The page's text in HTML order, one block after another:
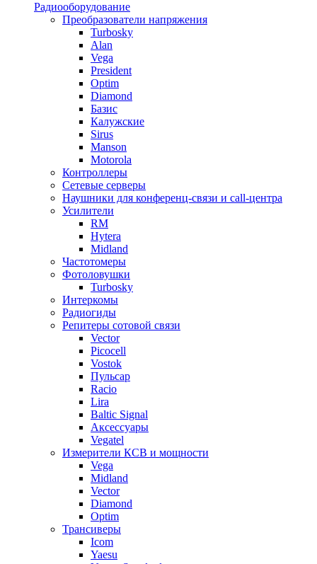
Радиооборудование
Преобразователи напряжения
Turbosky
Alan
Vega
President
Optim
Diamond
Базис
Калужские
Sirus
Manson
Motorola
Контроллеры
Сетевые серверы
Наушники для конференц-связи и call-центра
Усилители
RM
Hytera
Midland
Частотомеры
Фотоловушки
Turbosky
Интеркомы
Радиогиды
Репитеры сотовой связи
Vector
Picocell
Vostok
Пульсар
Racio
Lira
Baltic Signal
Аксессуары
Vegatel
Измерители КСВ и мощности
Vega
Midland
Vector
Diamond
Optim
Трансиверы
Icom
Yaesu